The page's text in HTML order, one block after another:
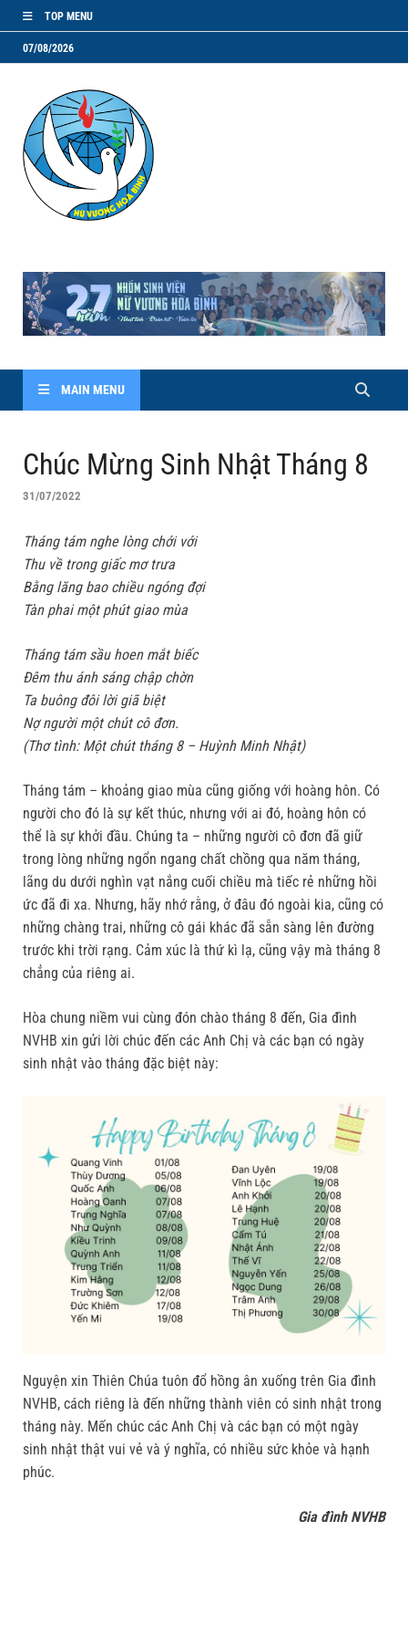
TOP MENU
07/08/2026
MAIN MENU
Chúc Mừng Sinh Nhật Tháng 8
31/07/2022
Tháng tám nghe lòng chới với
Thu về trong giấc mơ trưa
Bằng lăng bao chiều ngóng đợi
Tàn phai một phút giao mùa
Tháng tám sầu hoen mắt biếc
Đêm thu ánh sáng chập chờn
Ta buông đôi lời giã biệt
Nợ người một chút cô đơn.
(Thơ tình: Một chút tháng 8 – Huỳnh Minh Nhật)
Tháng tám – khoảng giao mùa cũng giống với hoàng hôn. Có
người cho đó là sự kết thúc, nhưng với ai đó, hoàng hôn có
thể là sự khởi đầu. Chúng ta – những người cô đơn đã giữ
trong lòng những ngổn ngang chất chồng qua năm tháng,
lãng du dưới nghìn vạt nắng cuối chiều mà tiếc rẻ những hồi
ức đã đi xa. Nhưng, hãy nhớ rằng, ở đâu đó ngoài kia, cũng có
những chàng trai, những cô gái khác đã sẵn sàng lên đường
trước khi trời rạng. Cảm xúc là thứ kì lạ, cũng vậy mà tháng 8
chẳng của riêng ai.
Hòa chung niềm vui cùng đón chào tháng 8 đến, Gia đình
NVHB xin gửi lời chúc đến các Anh Chị và các bạn có ngày
sinh nhật vào tháng đặc biệt này:
Nguyện xin Thiên Chúa tuôn đổ hồng ân xuống trên Gia đình
NVHB, cách riêng là đến những thành viên có sinh nhật trong
tháng này. Mến chúc các Anh Chị và các bạn có một ngày
sinh nhật thật vui vẻ và ý nghĩa, có nhiều sức khỏe và hạnh
phúc.
Gia đình NVHB